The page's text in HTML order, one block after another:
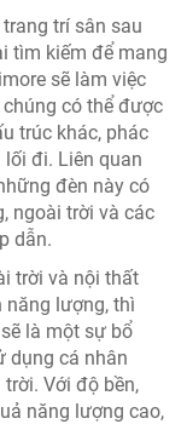
trí sân sau
tìm kiếm để mang
sẽ làm việc
có thể được
trúc khác, phác
đi. Liên quan
đèn này có
ngoài trời và các
dẫn.
trời và nội thất
lượng, thì
là một sự bổ
dụng cá nhân
Với độ bền,
năng lượng cao,